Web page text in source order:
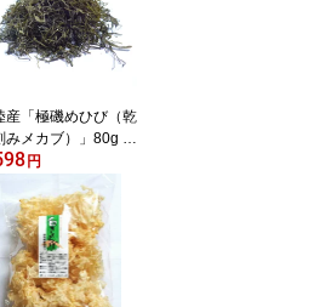
産「極磯めひび（乾
みメカブ）」80g ワ
めかぶ メカブ メヒ
コイダン ヘルシー
ダイエット 無添加
ラル 海藻 三陸
円